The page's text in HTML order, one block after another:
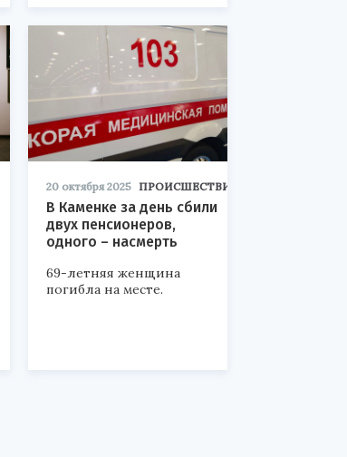
20 октября 2025 ПРОИСШЕСТВИЯ
В Каменке за день сбили
двух пенсионеров,
одного – насмерть
69-летняя женщина
погибла на месте.